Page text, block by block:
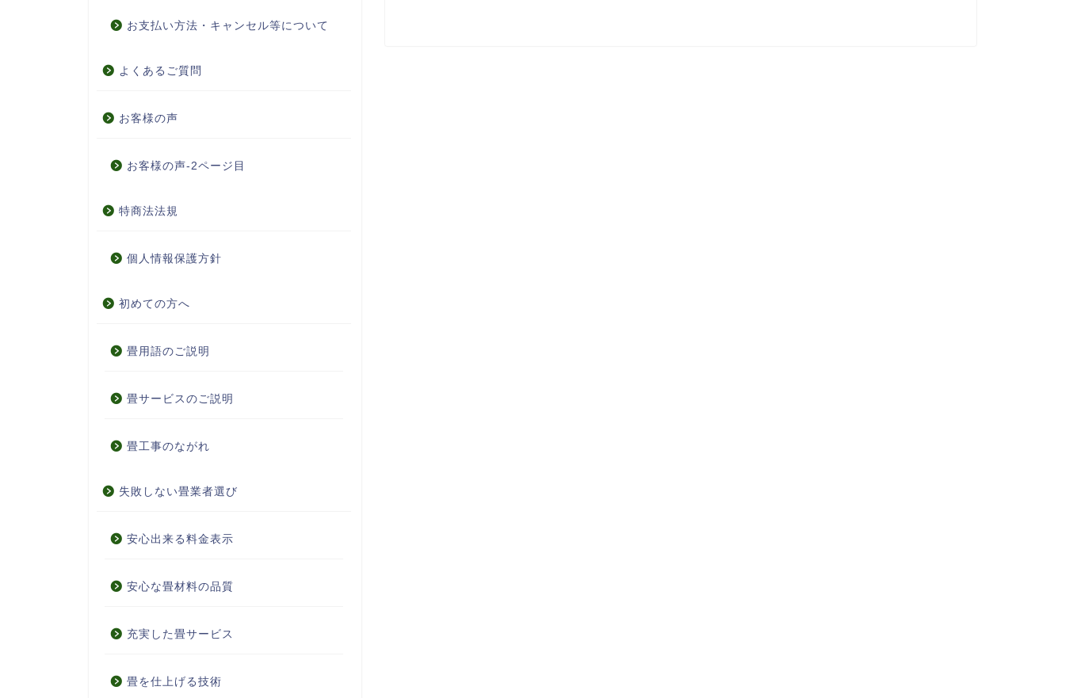
お支払い方法・キャンセル等について
よくあるご質問
お客様の声
お客様の声-2ページ目
特商法法規
個人情報保護方針
初めての方へ
畳用語のご説明
畳サービスのご説明
畳工事のながれ
失敗しない畳業者選び
安心出来る料金表示
安心な畳材料の品質
充実した畳サービス
畳を仕上げる技術